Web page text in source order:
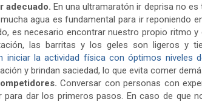
adecuado. En una ultramaratón ir deprisa no
agua es fundamental para ir reponiendo
es necesario encontrar nuestro propio ritmo y
las barritas y los geles son ligeros y
iniciar la actividad física con óptimos niveles
y brindan saciedad, lo que evita comer
Conversar con personas con
para dar los primeros pasos. En caso de que